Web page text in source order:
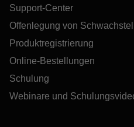
Support-Center
Offenlegung von
Produktregistrierung
Online-Bestellungen
Schulung
Webinare und